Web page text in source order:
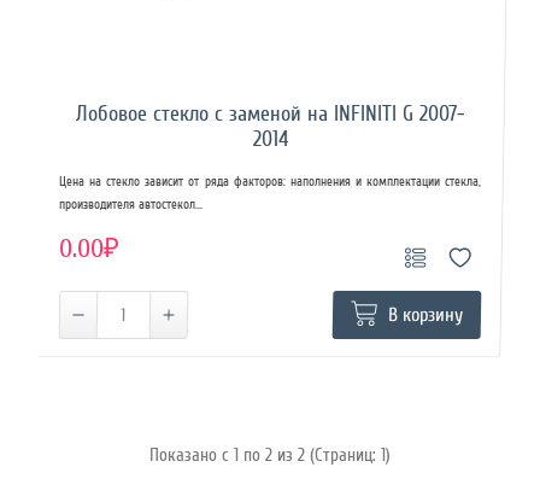
Лобовое стекло с заменой на INFINITI G 2007-
2014
Цена на стекло зависит от ряда факторов: наполнения и комплектации стекла,
производителя автостекол...
0.00₽
В корзину
Показано с 1 по 2 из 2 (Страниц: 1)